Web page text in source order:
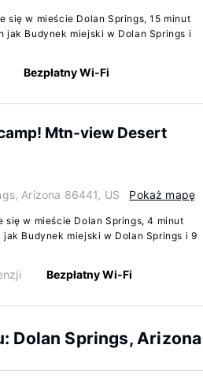
się w mieście Dolan Springs, 15 minut
jak Budynek miejski w Dolan Springs i
Bezpłatny Wi-Fi
Mtn-view Desert
Arizona 86441, US Pokaż mapę
w mieście Dolan Springs, 4 minut
Budynek miejski w Dolan Springs i 9
Bezpłatny Wi-Fi
Dolan Springs, Arizona